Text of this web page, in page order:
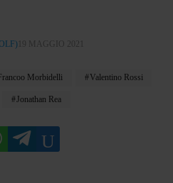
19 MAGGIO 2021
Morbidelli Valentino Rossi
Jonathan Rea